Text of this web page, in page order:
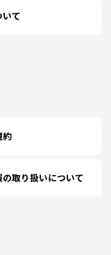
いて
約
取り扱いについて